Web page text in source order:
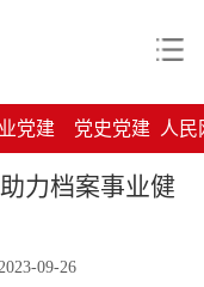
党建 党史党建 人民
力档案事业健
09-26